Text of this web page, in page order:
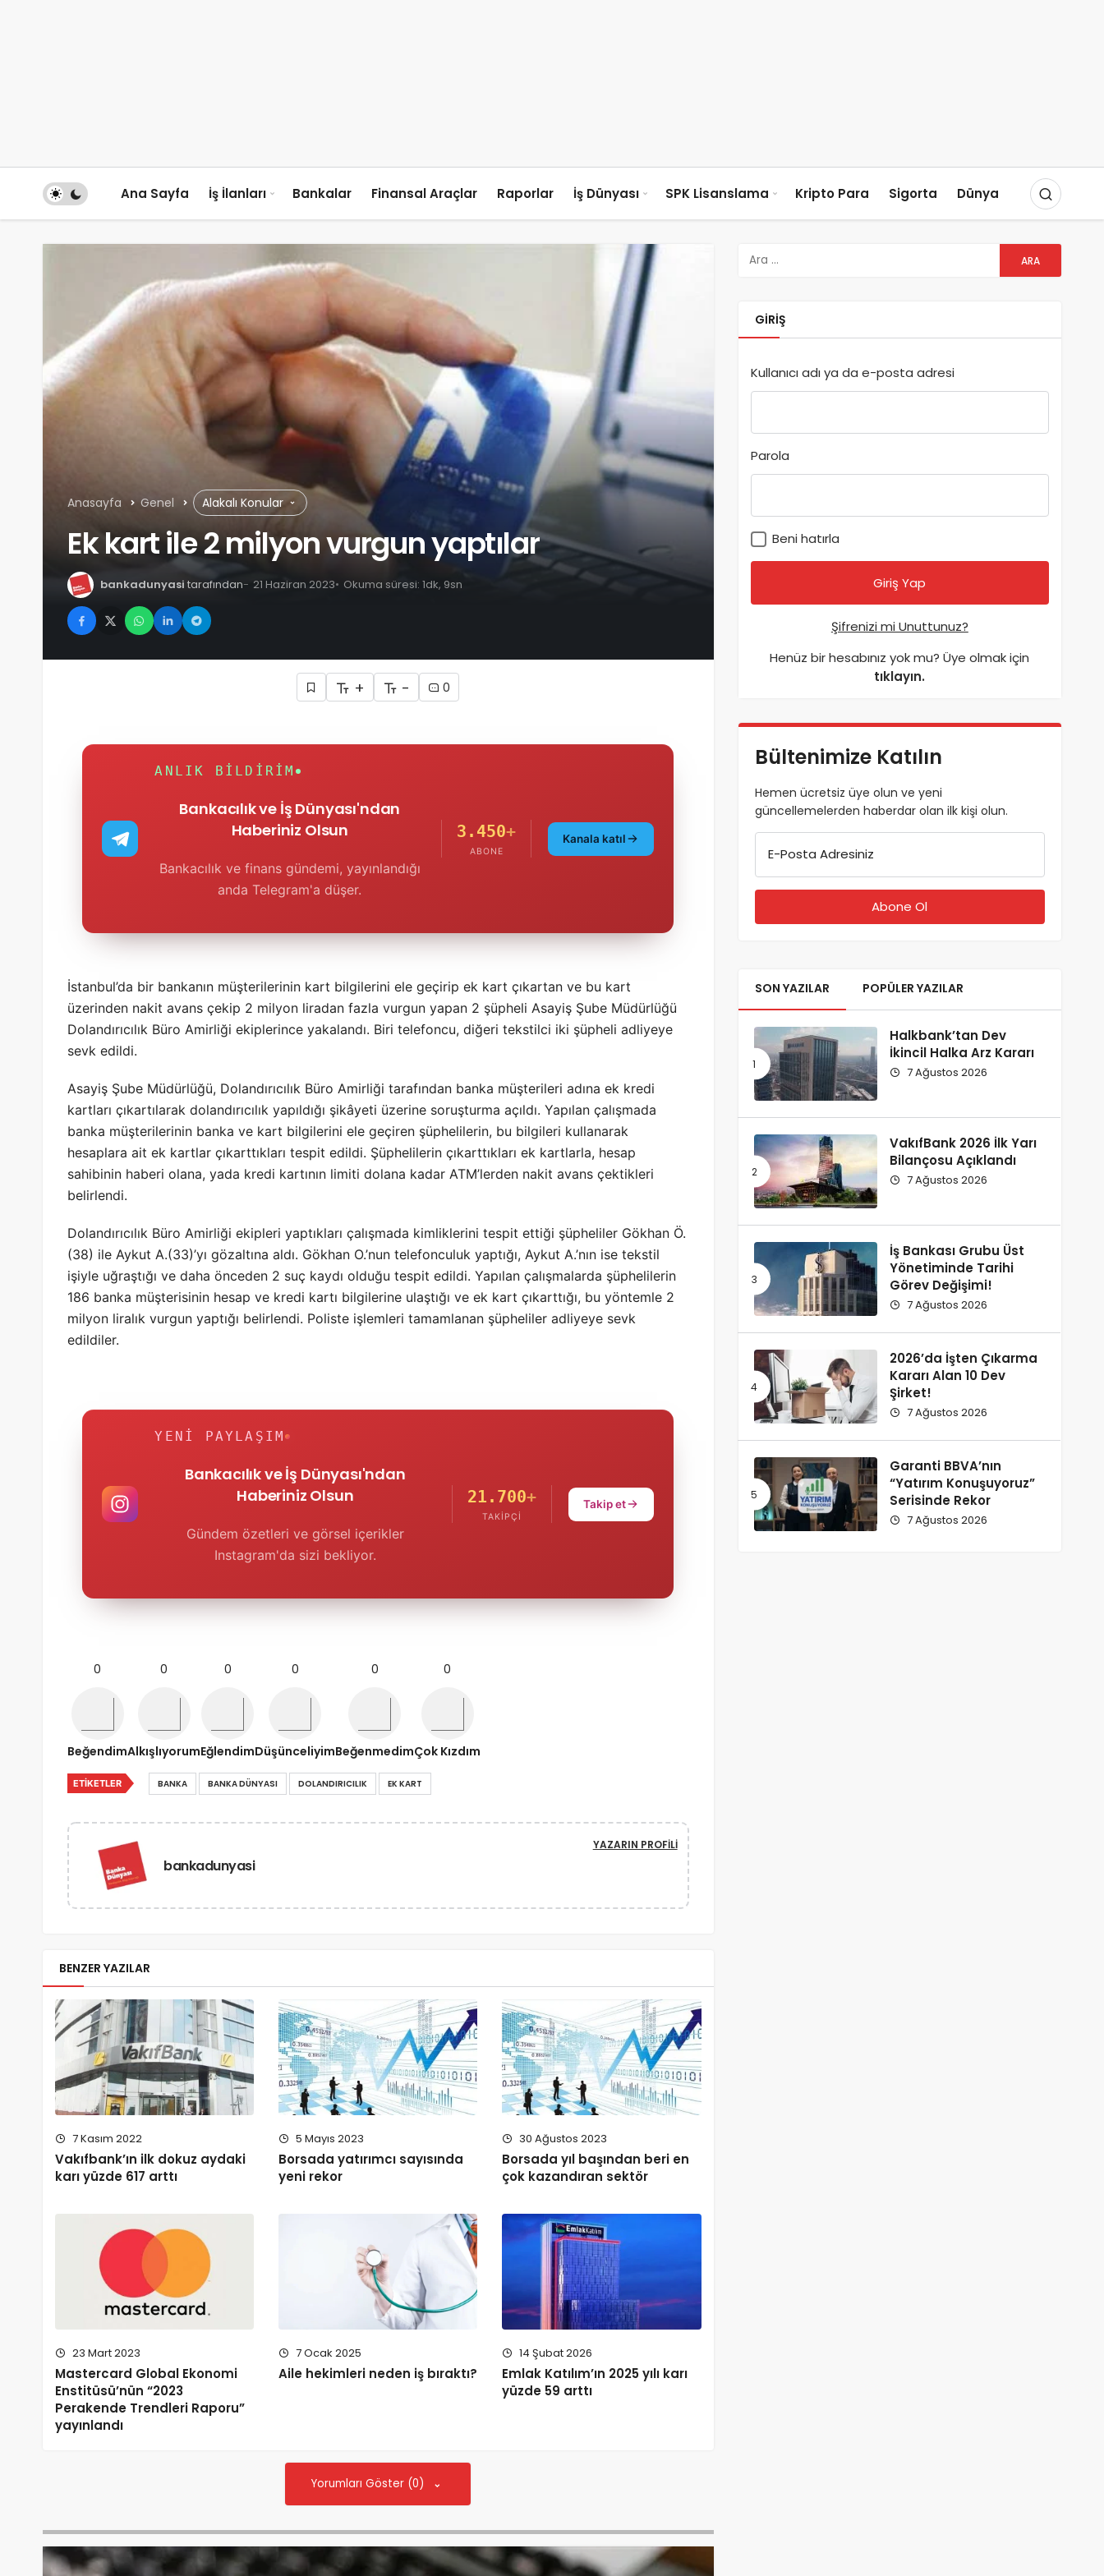
Ana Sayfa İş İlanları Bankalar Finansal Araçlar Raporlar İş Dünyası SPK Lisanslama Kripto Para Sigorta Dünya
Anasayfa Genel Alakalı Konular
Ek kart ile 2 milyon vurgun yaptılar
bankadunyasi tarafından 21 Haziran 2023 Okuma süresi: 1dk, 9sn
+ - 0
ANLIK BILDIRIM
Bankacılık ve İş Dünyası'ndan
Haberiniz Olsun
Bankacılık ve finans gündemi, yayınlandığı
anda Telegram'a düşer.
3.450+
ABONE
Kanala katıl
İstanbul’da bir bankanın müşterilerinin kart bilgilerini ele geçirip ek kart çıkartan ve bu kart
üzerinden nakit avans çekip 2 milyon liradan fazla vurgun yapan 2 şüpheli Asayiş Şube Müdürlüğü
Dolandırıcılık Büro Amirliği ekiplerince yakalandı. Biri telefoncu, diğeri tekstilci iki şüpheli adliyeye
sevk edildi.
Asayiş Şube Müdürlüğü, Dolandırıcılık Büro Amirliği tarafından banka müşterileri adına ek kredi
kartları çıkartılarak dolandırıcılık yapıldığı şikâyeti üzerine soruşturma açıldı. Yapılan çalışmada
banka müşterilerinin banka ve kart bilgilerini ele geçiren şüphelilerin, bu bilgileri kullanarak
hesaplara ait ek kartlar çıkarttıkları tespit edildi. Şüphelilerin çıkarttıkları ek kartlarla, hesap
sahibinin haberi olana, yada kredi kartının limiti dolana kadar ATM’lerden nakit avans çektikleri
belirlendi.
Dolandırıcılık Büro Amirliği ekipleri yaptıkları çalışmada kimliklerini tespit ettiği şüpheliler Gökhan Ö.
(38) ile Aykut A.(33)’yı gözaltına aldı. Gökhan O.’nun telefonculuk yaptığı, Aykut A.’nın ise tekstil
işiyle uğraştığı ve daha önceden 2 suç kaydı olduğu tespit edildi. Yapılan çalışmalarda şüphelilerin
186 banka müşterisinin hesap ve kredi kartı bilgilerine ulaştığı ve ek kart çıkarttığı, bu yöntemle 2
milyon liralık vurgun yaptığı belirlendi. Poliste işlemleri tamamlanan şüpheliler adliyeye sevk
edildiler.
YENI PAYLAŞIM
Bankacılık ve İş Dünyası'ndan
Haberiniz Olsun
Gündem özetleri ve görsel içerikler
Instagram'da sizi bekliyor.
21.700+
TAKIPÇI
Takip et
0
Beğendim
0
Alkışlıyorum
0
Eğlendim
0
Düşünceliyim
0
Beğenmedim
0
Çok Kızdım
ETIKETLER BANKA BANKA DÜNYASI DOLANDIRICILIK EK KART
bankadunyasi
YAZARIN PROFILI
BENZER YAZILAR
7 Kasım 2022
Vakıfbank’ın ilk dokuz aydaki
karı yüzde 617 arttı
5 Mayıs 2023
Borsada yatırımcı sayısında
yeni rekor
30 Ağustos 2023
Borsada yıl başından beri en
çok kazandıran sektör
23 Mart 2023
Mastercard Global Ekonomi
Enstitüsü’nün “2023
Perakende Trendleri Raporu”
yayınlandı
7 Ocak 2025
Aile hekimleri neden iş bıraktı?
14 Şubat 2026
Emlak Katılım’ın 2025 yılı karı
yüzde 59 arttı
Yorumları Göster (0)
GIRIŞ
Kullanıcı adı ya da e-posta adresi
Parola
Beni hatırla
Şifrenizi mi Unuttunuz?
Henüz bir hesabınız yok mu? Üye olmak için
tıklayın.
Bültenimize Katılın
Hemen ücretsiz üye olun ve yeni
güncellemelerden haberdar olan ilk kişi olun.
E-Posta Adresiniz
SON YAZILAR POPÜLER YAZILAR
Halkbank’tan Dev
İkincil Halka Arz Kararı
7 Ağustos 2026
VakıfBank 2026 İlk Yarı
Bilançosu Açıklandı
7 Ağustos 2026
İş Bankası Grubu Üst
Yönetiminde Tarihi
Görev Değişimi!
7 Ağustos 2026
2026’da İşten Çıkarma
Kararı Alan 10 Dev
Şirket!
7 Ağustos 2026
Garanti BBVA’nın
“Yatırım Konuşuyoruz”
Serisinde Rekor
7 Ağustos 2026